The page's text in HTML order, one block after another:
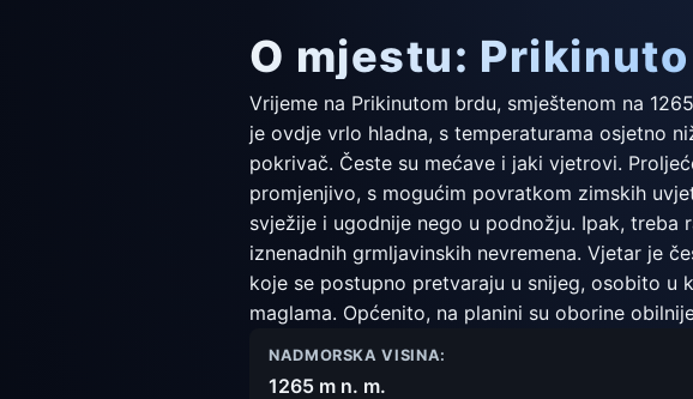
O mjestu:
Vrijeme na Prikinutom brdu, smještenom na
je ovdje vrlo hladna, s temperaturama osjetno
pokrivač. Česte su mećave i jaki vjetrovi.
promjenjivo, s mogućim povratkom zimskih
svježije i ugodnije nego u podnožju. Ipak, treba
iznenadnih grmljavinskih nevremena. Vjetar je
koje se postupno pretvaraju u snijeg, osobito u
maglama. Općenito, na planini su oborine
NADMORSKA VISINA:
1265 m n. m.